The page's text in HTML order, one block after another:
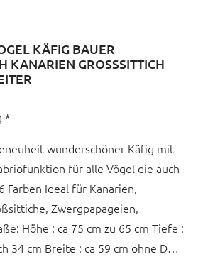
KÄFIG BAUER
KANARIEN GROSSSITTICH V
*
wunderschöner Käfig mit
für alle Vögel die auch
Farben Ideal für Kanarien,
Zwergpapageien,
Höhe : ca 75 cm zu 65 cm Tiefe :
34 cm Breite : ca 59 cm ohne D…